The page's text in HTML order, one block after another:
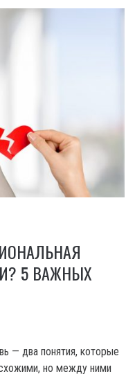
5 ВАЖНЫХ
— два понятия, которые
но между ними